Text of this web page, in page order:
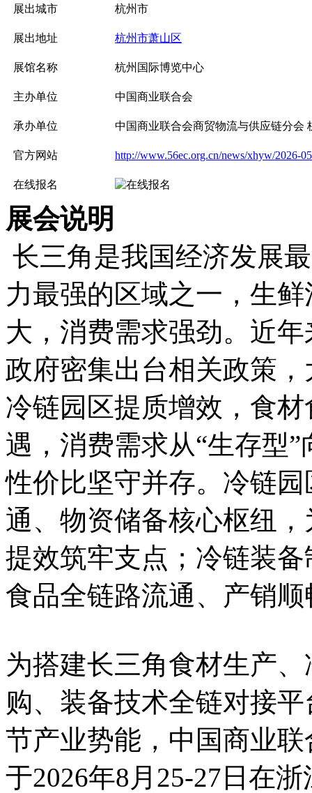
展出城市 杭州市
展出地址 杭州市萧山区
展馆名称 杭州国际博览中心
主办单位 中国商业联合会
承办单位 中国商业联合会商贸物流与供应链分会
官方网站 http://www.56ec.org.cn/news/xhyw/2026-
在线报名
展会说明
长三角是我国经济发展
力最强的区域之一，生
大，消费需求强劲。‌‌近
政府密集出台相关政策
冷链园区提质增效，食
遇，消费需求从“生存型
性价比坚守并存。冷链
通、物资储备核心枢纽
提效筑牢支点；冷链装
食品全链路流通、产销
为搭建长三角食材生产
购、装备技术全链对接
节产业势能，中国商业
于2026年8月25-27日在